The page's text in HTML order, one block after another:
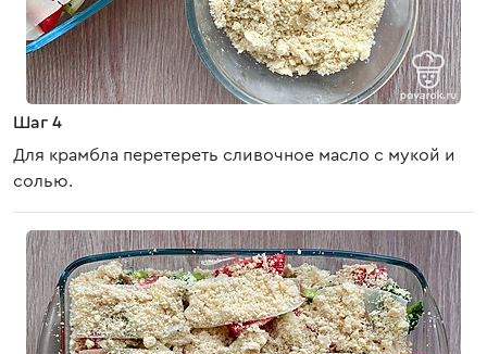
Шаг 4
Для крамбла перетереть сливочное масло с мукой и
солью.